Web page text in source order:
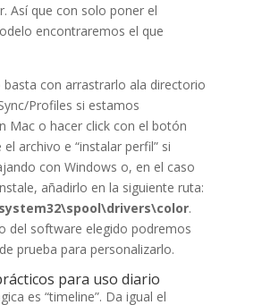
Así que con solo poner el
encontraremos el que
basta con arrastrarlo ala directorio
Profiles si estamos
Mac o hacer click con el botón
archivo e “instalar perfil” si
con Windows o, en el caso
añadirlo en la siguiente ruta:
.
del software elegido podremos
prueba para personalizarlo.
para uso diario
es “timeline”. Da igual el